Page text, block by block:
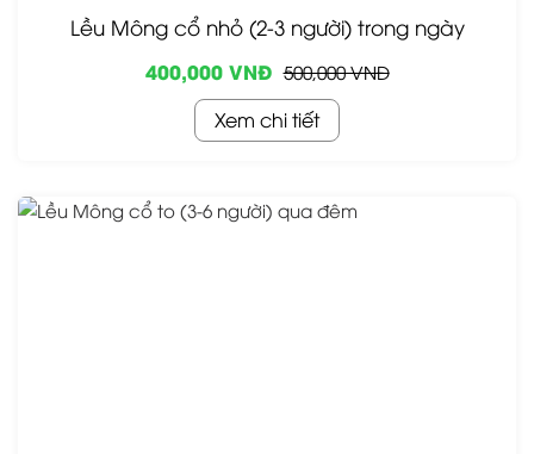
Lều Mông cổ nhỏ (2-3 người) trong ngày
400,000 VNĐ 500,000 VNĐ
Xem chi tiết